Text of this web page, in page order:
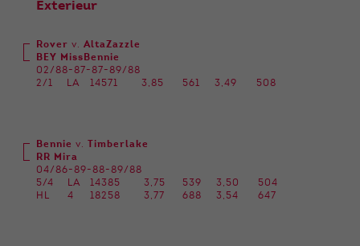
Exterieur
Rover v. AltaZazzle
BEY MissBennie
02/88-87-87-89/88
2/1
LA 14571 3,85 561 3,49 508
Bennie v.
Timberlake
RR Mira
04/86-89-88-89/88
5/4
LA 14385 3,75 539 3,50
504
HL
4 18258 3,77 688 3,54 647